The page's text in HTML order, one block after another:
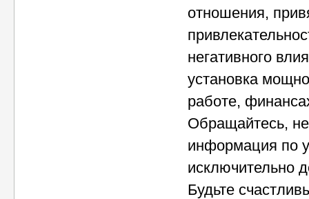
отношения,
негативного
установка
работе,
Обращайтесь,
информация по
исключительно
Будьте